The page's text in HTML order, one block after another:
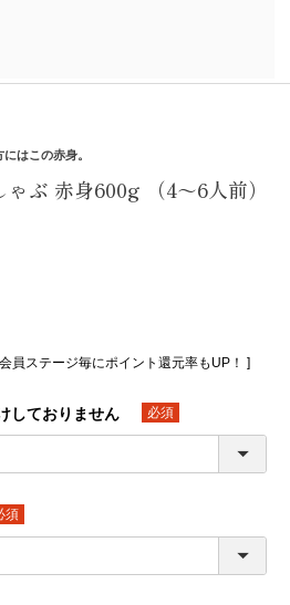
はこの赤身。
ゃぶ 赤身600g （4～6人前）
員ステージ毎にポイント還元率もUP！ ]
しておりません
(必須)
)